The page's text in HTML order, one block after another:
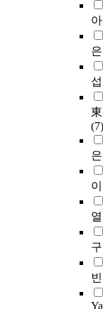
아
은
섭
(7)
은
이
열
구
빈